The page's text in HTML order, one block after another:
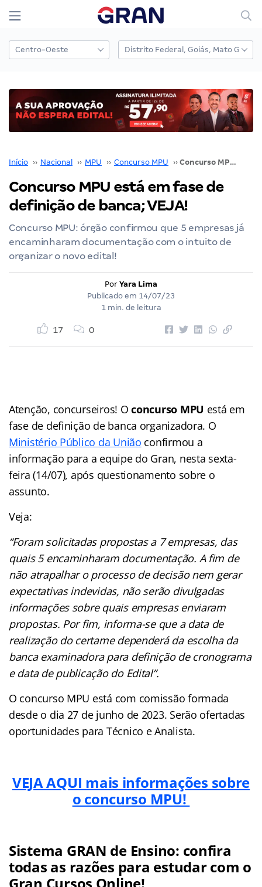
Início ›› Nacional ›› MPU ›› Concurso MPU ›› Concurso MPU está em fase de definição de banca; VEJA!
Concurso MPU está em fase de
definição de banca; VEJA!
Concurso MPU: órgão confirmou que 5 empresas já
encaminharam documentação com o intuito de
organizar o novo edital!
Por Yara Lima
Publicado em 14/07/23
1 min. de leitura
17 0
Atenção, concurseiros! Oconcurso MPU está em
fase de definição de banca organizadora. O
Ministério Público da União confirmou a
informação para a equipe do Gran, nesta sexta-
feira (14/07), após questionamento sobre o
assunto.
Veja:
“Foram solicitadas propostas a 7 empresas, das
quais 5 encaminharam documentação. A fim de
não atrapalhar o processo de decisão nem gerar
expectativas indevidas, não serão divulgadas
informações sobre quais empresas enviaram
propostas. Por fim, informa-se que a data de
realização do certame dependerá da escolha da
banca examinadora para definição de cronograma
e data de publicação do Edital”.
O concurso MPU está com comissão formada
desde o dia 27 de junho de 2023. Serão ofertadas
oportunidades para Técnico e Analista.
VEJA AQUI mais informações sobre
o concurso MPU!
Sistema GRAN de Ensino: confira
todas as razões para estudar com o